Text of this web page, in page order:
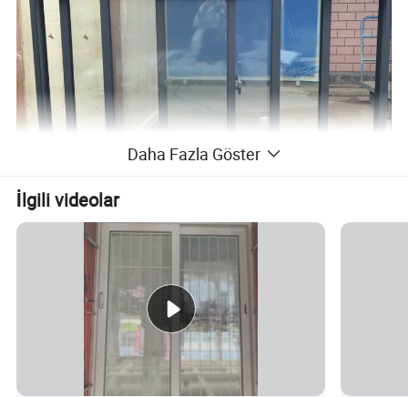
Daha Fazla Göster
İlgili videolar